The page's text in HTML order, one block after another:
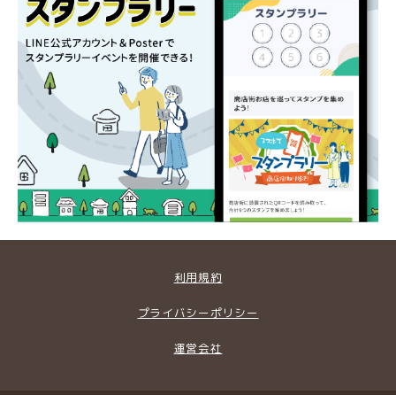
利用規約
プライバシーポリシー
運営会社